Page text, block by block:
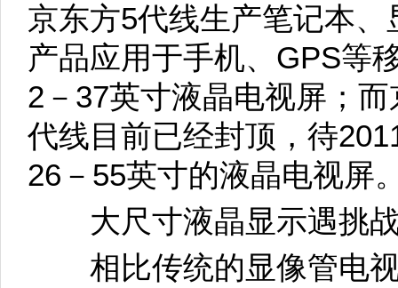
京东方5代线生产笔记本
产品应用于手机、GPS等
2－37英寸液晶电视屏；
代线目前已经封顶，待
26－55英寸的液晶电视屏
大尺寸液晶显示遇挑
相比传统的显像管电视